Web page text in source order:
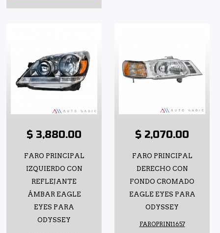
$ 3,880.00
FARO PRINCIPAL
IZQUIERDO CON
REFLEJANTE
ÁMBAR EAGLE
EYES PARA
ODYSSEY
$ 2,070.00
FARO PRINCIPAL
DERECHO CON
FONDO CROMADO
EAGLE EYES PARA
ODYSSEY
FAROPRIN11657